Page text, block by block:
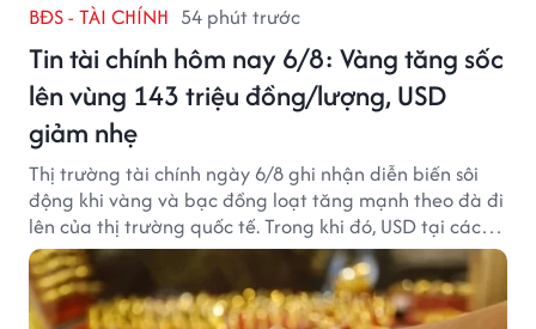
BĐS - TÀI CHÍNH 54 phút trước
Tin tài chính hôm nay 6/8: Vàng tăng sốc
lên vùng 143 triệu đồng/lượng, USD
giảm nhẹ
Thị trường tài chính ngày 6/8 ghi nhận diễn biến sôi
động khi vàng và bạc đồng loạt tăng mạnh theo đà đi
lên của thị trường quốc tế. Trong khi đó, USD tại các
ngân hàng tiếp tục hạ nhiệt dù tỷ giá trung tâm lập
đỉnh mới.